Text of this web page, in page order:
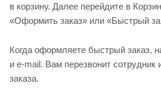
в корзину. Далее перейдите в
«Оформить заказ» или «Быстрый
Когда оформляете быстрый заказ,
и e-mail. Вам перезвонит сотрудник
заказа.